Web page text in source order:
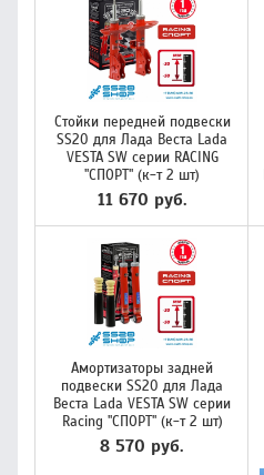
Стойки передней подвески
SS20 для Лада Веста Lada
VESTA SW серии RACING
"СПОРТ" (к-т 2 шт)
11 670 руб.
Амортизаторы задней
подвески SS20 для Лада
Веста Lada VESTA SW серии
Racing "СПОРТ" (к-т 2 шт)
8 570 руб.